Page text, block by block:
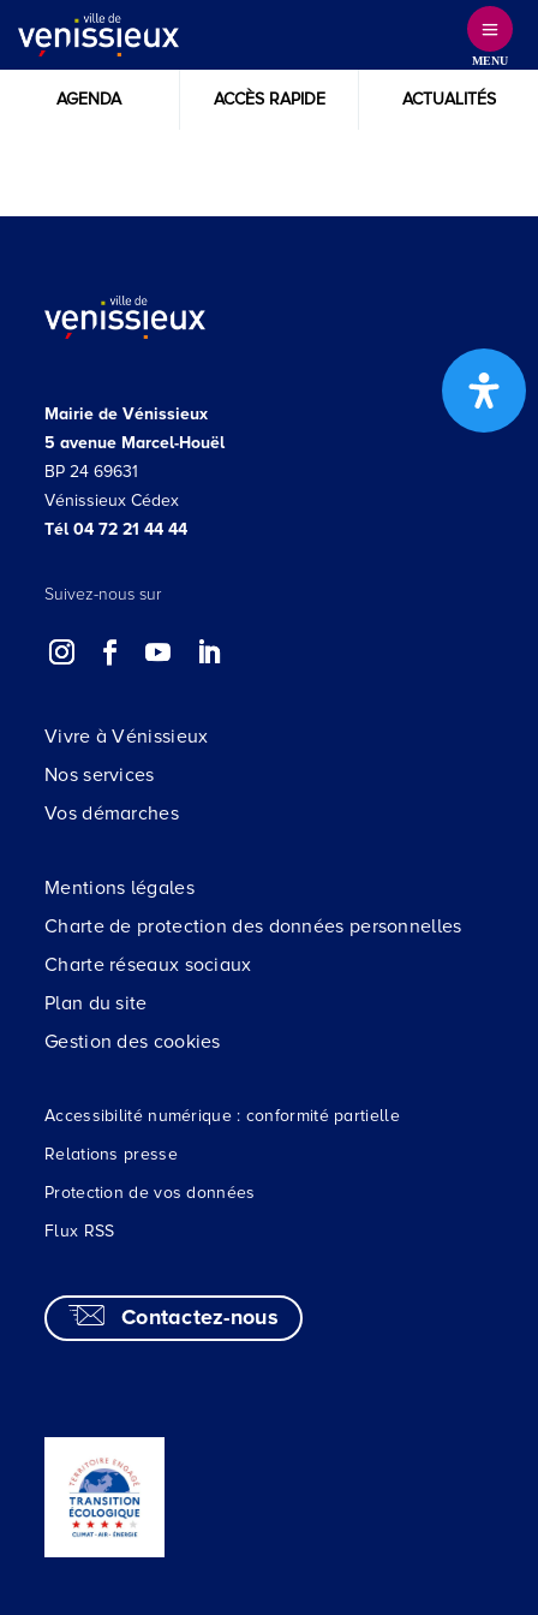
Content
MENU
AGENDA ACCÈS RAPIDE ACTUALITÉS
Mairie de Vénissieux
5 avenue Marcel-Houël
BP 24 69631
Vénissieux Cédex
Tél 04 72 21 44 44
Suivez-nous sur
Vivre à Vénissieux
Nos services
Vos démarches
Mentions légales
Charte de protection des données personnelles
Charte réseaux sociaux
Plan du site
Gestion des cookies
Accessibilité numérique : conformité partielle
Relations presse
Protection de vos données
Flux RSS
Contactez-nous